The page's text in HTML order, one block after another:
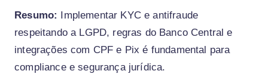
Resumo: Implementar KYC e antifraude
respeitando a LGPD, regras do Banco Central e
integrações com CPF e Pix é fundamental para
compliance e segurança jurídica.